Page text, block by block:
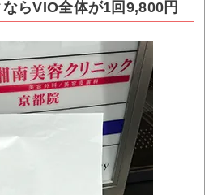
らVIO全体が1回9,800円